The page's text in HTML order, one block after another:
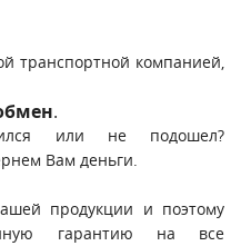
транспортной компанией,
.
или не подошел?
Вам деньги.
продукции и поэтому
гарантию на все